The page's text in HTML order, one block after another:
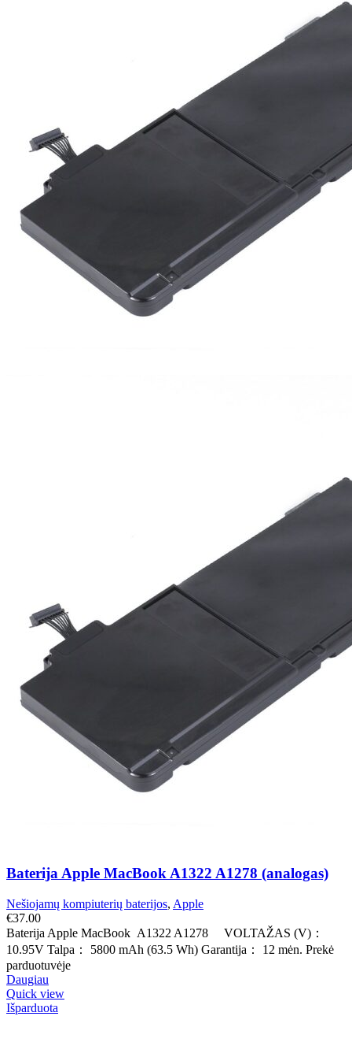
Baterija Apple MacBook A1322 A1278 (analogas)
Nešiojamų kompiuterių baterijos, Apple
€37.00
Baterija Apple MacBook A1322 A1278 VOLTAŽAS (V)：
10.95V Talpa： 5800 mAh (63.5 Wh) Garantija： 12 mėn. Prekė
parduotuvėje
Daugiau
Quick view
Išparduota